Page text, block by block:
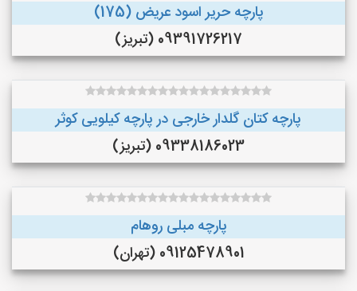
پارچه حریر اسود عریض (175)
09391726217 (تبریز)
پارچه کتان گلدار خارجی در پارچه کیلویی کوثر
09338186023 (تبریز)
پارچه مبلی روهام
09125478901 (تهران)